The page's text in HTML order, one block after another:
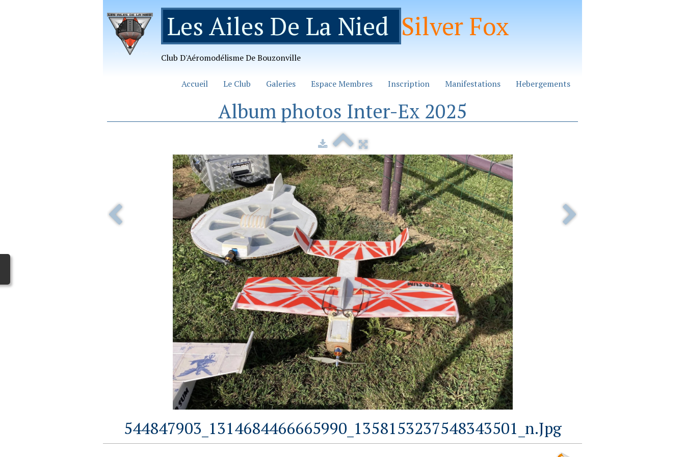
Les Ailes De La Nied Silver Fox
Club D'Aéromodélisme De Bouzonville
Accueil Le Club Galeries Espace Membres Inscription Manifestations Hebergements
Album photos Inter-Ex 2025
544847903_1314684466665990_1358153237548343501_n.jpg